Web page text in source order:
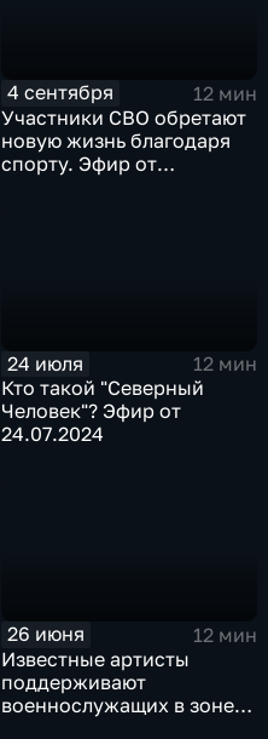
4 сентября
12 мин
Участники СВО обретают
новую жизнь благодаря
спорту. Эфир от
24 июля
12 мин
Кто такой "Северный
Человек"? Эфир от
24.07.2024
26 июня
12 мин
Известные артисты
поддерживают
военнослужащих в зоне